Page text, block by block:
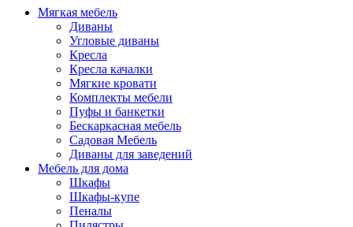
Мягкая мебель
Диваны
Угловые диваны
Кресла
Кресла качалки
Мягкие кровати
Комплекты мебели
Пуфы и банкетки
Бескаркасная мебель
Садовая Мебель
Диваны для заведений
Мебель для дома
Шкафы
Шкафы-купе
Пеналы